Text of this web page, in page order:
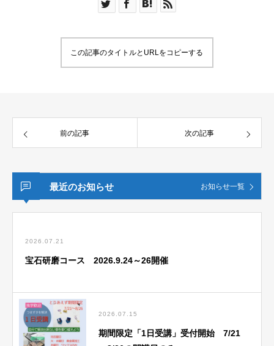
この記事のタイトルとURLをコピーする
前の記事 次の記事
最近のお知らせ お知らせ一覧
2026.07.21
宝石研磨コース 2026.9.24～26開催
2026.07.15
期間限定「1日受講」受付開始 7/21